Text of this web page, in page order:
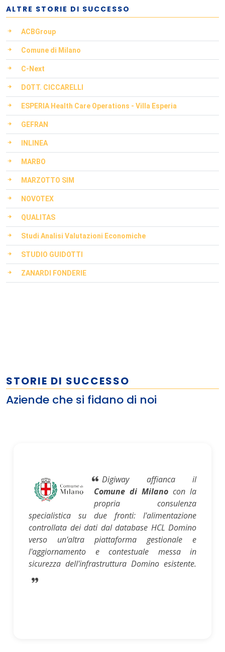
ALTRE STORIE DI SUCCESSO
ACBGroup
Comune di Milano
C-Next
DOTT. CICCARELLI
ESPERIA Health Care Operations - Villa Esperia
GEFRAN
INLINEA
MARBO
MARZOTTO SIM
NOVOTEX
QUALITAS
Studi Analisi Valutazioni Economiche
STUDIO GUIDOTTI
ZANARDI FONDERIE
STORIE DI SUCCESSO
Aziende che si fidano di noi
Digiway affianca il
Comune di Milano con la
propria consulenza
specialistica su due fronti: l'alimentazione
controllata dei dati dal database HCL Domino
verso un'altra piattaforma gestionale e
l'aggiornamento e contestuale messa in
sicurezza dell'infrastruttura Domino esistente.